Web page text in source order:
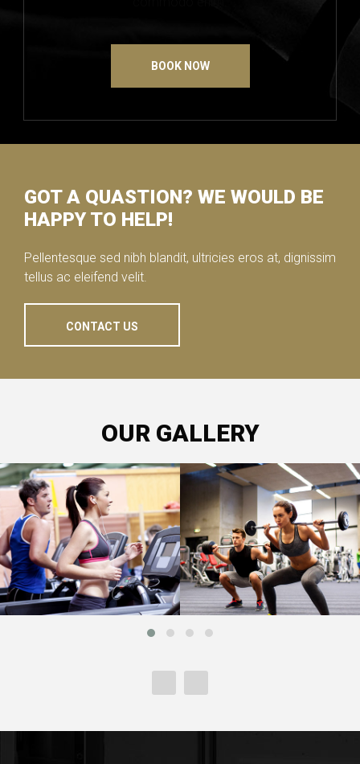
BOOK NOW
GOT A QUASTION? WE WOULD BE
HAPPY TO HELP!
Pellentesque sed nibh blandit, ultricies eros at, dignissim
tellus ac eleifend velit.
CONTACT US
OUR GALLERY